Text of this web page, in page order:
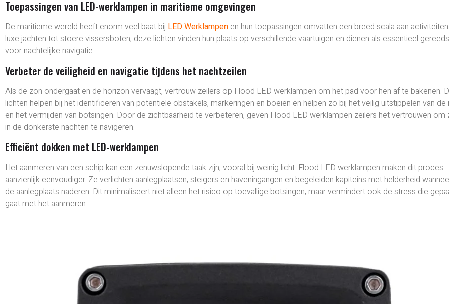
Toepassingen van LED-werklampen in maritieme omgevingen
De maritieme wereld heeft enorm veel baat bij LED Werklampen en hun toepassingen omvatten een breed scala aan
luxe jachten tot stoere vissersboten, deze lichten vinden hun plaats op verschillende vaartuigen en dienen als essentieel
voor nachtelijke navigatie.
Verbeter de veiligheid en navigatie tijdens het nachtzeilen
Als de zon ondergaat en de horizon vervaagt, vertrouw zeilers op Flood LED werklampen om het pad voor hen af te bakenen.
lichten helpen bij het identificeren van potentiële obstakels, markeringen en boeien en helpen zo bij het veilig uitstippelen van
en het vermijden van botsingen. Door de zichtbaarheid te verbeteren, geven Flood LED werklampen zeilers het vertrouwen om
in de donkerste nachten te navigeren.
Efficiënt dokken met LED-werklampen
Het aanmeren van een schip kan een zenuwslopende taak zijn, vooral bij weinig licht. Flood LED werklampen maken dit proces
aanzienlijk eenvoudiger. Ze verlichten aanlegplaatsen, steigers en haveningangen en begeleiden kapiteins met helderheid
de aanlegplaats naderen. Dit minimaliseert niet alleen het risico op toevallige botsingen, maar vermindert ook de stress die
gaat met het aanmeren.